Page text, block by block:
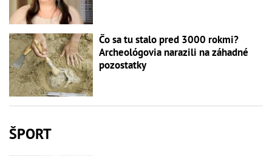
Čo sa tu stalo pred 3000 rokmi?
Archeológovia narazili na záhadné
pozostatky
ŠPORT